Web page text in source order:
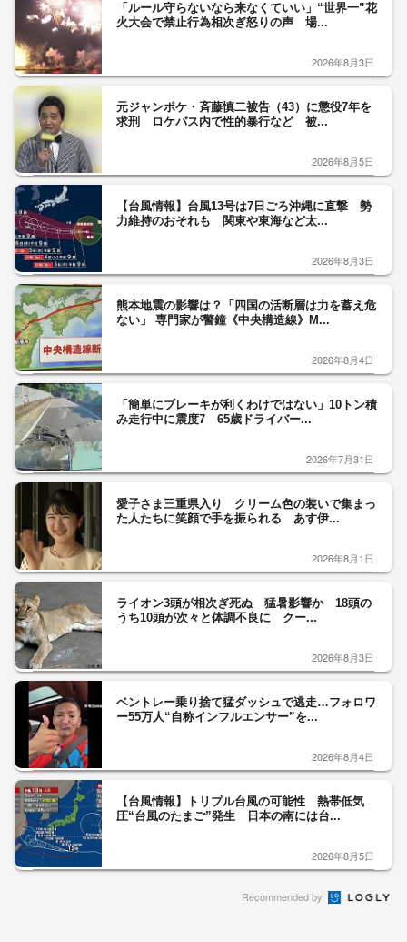
「ルール守らないなら来なくていい」“世界一”花
火大会で禁止行為相次ぎ怒りの声 場...
2026年8月3日
元ジャンポケ・斉藤慎二被告（43）に懲役7年を
求刑 ロケバス内で性的暴行など 被...
2026年8月5日
【台風情報】台風13号は7日ごろ沖縄に直撃 勢
力維持のおそれも 関東や東海など太...
2026年8月3日
熊本地震の影響は？「四国の活断層は力を蓄え危
ない」 専門家が警鐘《中央構造線》M...
2026年8月4日
「簡単にブレーキが利くわけではない」10トン積
み走行中に震度7 65歳ドライバー...
2026年7月31日
愛子さま三重県入り クリーム色の装いで集まっ
た人たちに笑顔で手を振られる あす伊...
2026年8月1日
ライオン3頭が相次ぎ死ぬ 猛暑影響か 18頭の
うち10頭が次々と体調不良に クー...
2026年8月3日
ベントレー乗り捨て猛ダッシュで逃走…フォロワ
ー55万人“自称インフルエンサー”を...
2026年8月4日
【台風情報】トリプル台風の可能性 熱帯低気
圧“台風のたまご”発生 日本の南には台...
2026年8月5日
Recommended by